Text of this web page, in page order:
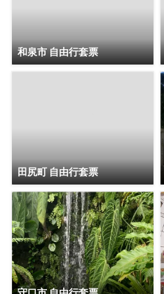
和泉市 自由行套票
田尻町 自由行套票